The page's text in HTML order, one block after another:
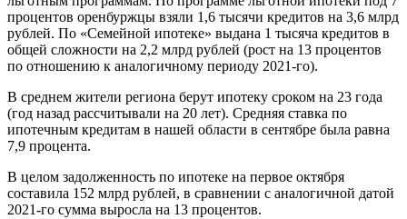
процентов оренбуржцы взяли 1,6 тысячи кредитов на 3,6 млрд
рублей. По «Семейной ипотеке» выдана 1 тысяча кредитов в
общей сложности на 2,2 млрд рублей (рост на 13 процентов
по отношению к аналогичному периоду 2021-го).
В среднем жители региона берут ипотеку сроком на 23 года
(год назад рассчитывали на 20 лет). Средняя ставка по
ипотечным кредитам в нашей области в сентябре была равна
7,9 процента.
В целом задолженность по ипотеке на первое октября
составила 152 млрд рублей, в сравнении с аналогичной датой
2021-го сумма выросла на 13 процентов.